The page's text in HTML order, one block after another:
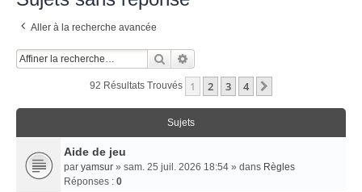
Aller à la recherche avancée
Rechercher
92 Résultats Trouvés 1 2 3 4
Sujets
Aide de jeu
par yamsur » sam. 25 juil. 2026 18:54 » dans Règles
Réponses : 0